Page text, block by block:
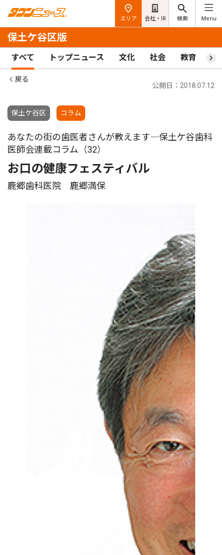
エリア 会社・IR 検索 Menu
保土ケ谷区版
すべて トップニュース 文化 社会 教育 ス
戻る
保土ケ谷区 コラム
公開日：2018.07.12
あなたの街の歯医者さんが教えます―保土ケ谷歯科
医師会連載コラム（32）
お口の健康フェスティバル
鹿郷歯科医院 鹿郷満保